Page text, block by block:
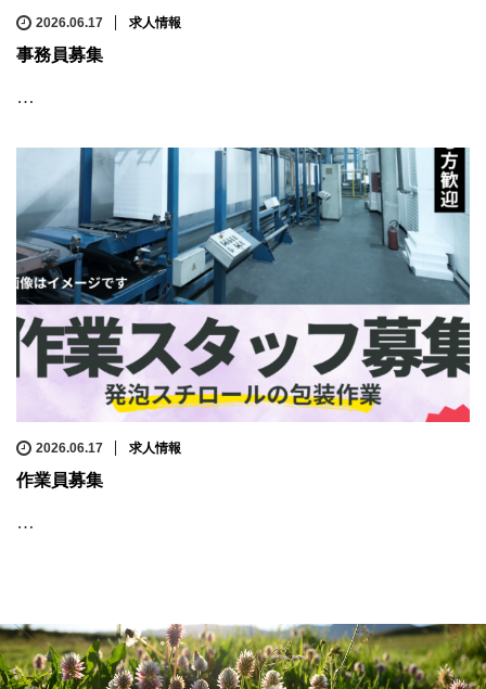
2026.06.17 求人情報
事務員募集
…
2026.06.17 求人情報
作業員募集
…